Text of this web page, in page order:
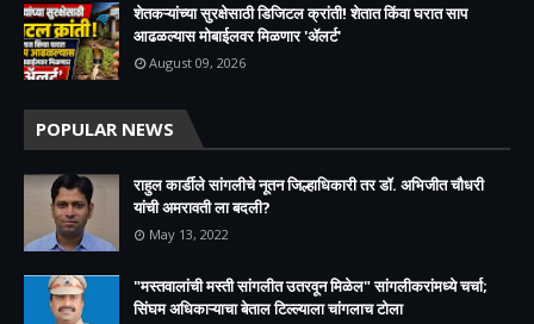
शेतकऱ्यांच्या सुरक्षेसाठी डिजिटल क्रांती! शेतात किंवा घरात साप
आढळल्यास मोबाईलवर मिळणार 'ॲलर्ट'
August 09, 2026
POPULAR NEWS
राहुल कार्डीले सांगलीचे नूतन जिल्हाधिकारी तर डॉ. अभिजीत चौधरी
यांची अमरावती ला बदली?
May 13, 2022
"मस्तवालांची मस्ती सांगलीत उतरवून मिळेल" सांगलीकरांमध्ये चर्चा;
सिंघम अधिकाऱ्याचा बेताल टिल्ल्याला चांगलाच टोला